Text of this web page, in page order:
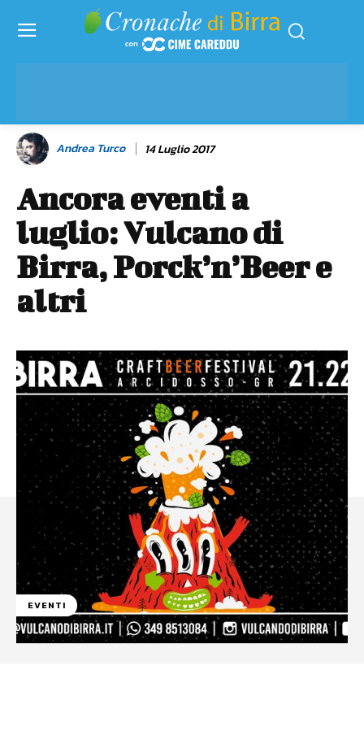
Andrea Turco 14 Luglio 2017
Ancora eventi a
luglio: Vulcano di
Birra, Porck’n’Beer e
altri
EVENTI